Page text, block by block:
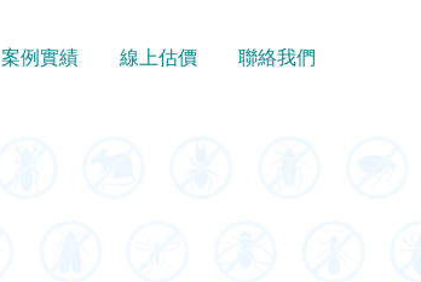
案例實績 線上估價 聯絡我們